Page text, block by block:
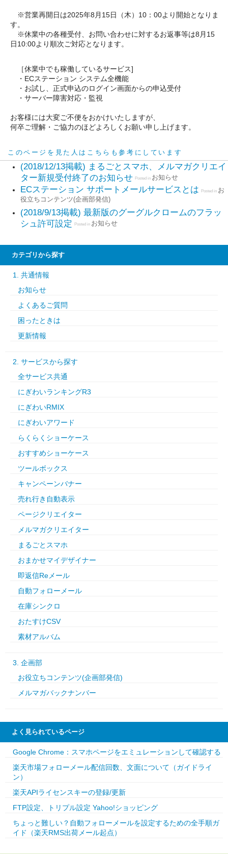
※営業再開日は2025年8月15日（木）10：00より開始となりま
す。
※休業中の各種受付、お問い合わせに対するお返事等は8月15
日10:00より順次ご対応となります。
［休業中でも稼働しているサービス]
・ECステーション システム全機能
・お試し、正式申込のログイン画面からの申込受付
・サーバー障害対応・監視
お客様には大変ご不便をおかけいたしますが、
何卒ご理解・ご協力のほどよろしくお願い申し上げます。
このページを見た人はこちらも参考にしています
(2018/12/13掲載) まるごとスマホ、メルマガクリエイ
ター新規受付終了のお知らせ Posted in お知らせ
ECステーション サポートメールサービスとは Posted in お
役立ちコンテンツ(企画部発信)
(2018/9/13掲載) 最新版のグーグルクロームのフラッ
シュ許可設定 Posted in お知らせ
カテゴリから探す
1. 共通情報
お知らせ
よくあるご質問
困ったときは
更新情報
2. サービスから探す
全サービス共通
にぎわいランキングR3
にぎわいRMIX
にぎわいアワード
らくらくショーケース
おすすめショーケース
ツールボックス
キャンペーンバナー
売れ行き自動表示
ページクリエイター
メルマガクリエイター
まるごとスマホ
おまかせマイデザイナー
即返信Reメール
自動フォローメール
在庫シンクロ
おたすけCSV
素材アルバム
3. 企画部
お役立ちコンテンツ(企画部発信)
メルマガバックナンバー
よく見られているページ
Google Chrome：スマホページをエミュレーションして確認する
楽天市場フォローメール配信回数、文面について（ガイドライ
ン）
楽天APIライセンスキーの登録/更新
FTP設定、トリプル設定 Yahoo!ショッピング
ちょっと難しい？自動フォローメールを設定するための全手順ガ
イド（楽天RMS出荷メール起点）